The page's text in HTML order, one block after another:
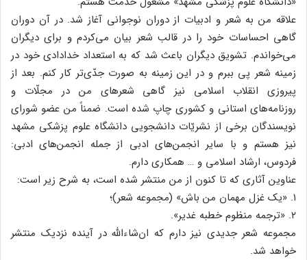
علاقه من به شعر و ادبیات از دوران نوجوانی آغاز شد. در آن دوران
گاهی احساسات خود را در قالب شعر بیان می‌کردم و برای دیگران
می‌خواندم. تشویق دیگران باعث شد که به استعداد خدادادی خود در
زمینه شعر پی ببرم و در این زمینه به صورت جدّی‌تر کار کنم. بعد از
پیروزی انقلاب اسلامی نیز گاهی شعرهای من در مجلّات و
روزنامه‌های استانی و کشوری چاپ شده است. ضمناً من عضو شورای
نویسندگان برخی از نشریّات دانشجویی دانشگاه علوم پزشکی مشهد
نیز هستم و با سایر انجمن‌های ادبی از جمله انجمن‌های ادبی:
فردوس، ارشاد اسلامی و … همکاری دارم.
عناوین آثاری که تا کنون از من منتشر شده است، به شرح زیر است:
۱. «یک غزل مهمان من باش» (مجموعه شعر)؛
۲. «ترجمه منظوم خطبه غدیر».
مجموعه شعر جدیدی نیز دارم که ان‌شاءالله در آینده نزدیک منتشر
خواهد شد.